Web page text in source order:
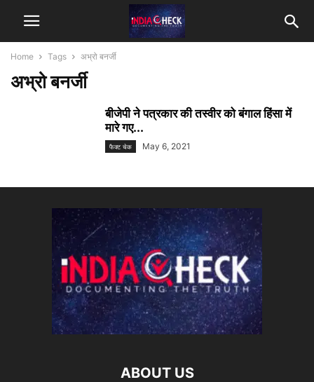
Home Tags अभ्रो बनर्जी
अभ्रो बनर्जी
बीजेपी ने पत्रकार की तस्वीर को बंगाल हिंसा में
मारे गए...
फैक्ट चेक May 6, 2021
ABOUT US